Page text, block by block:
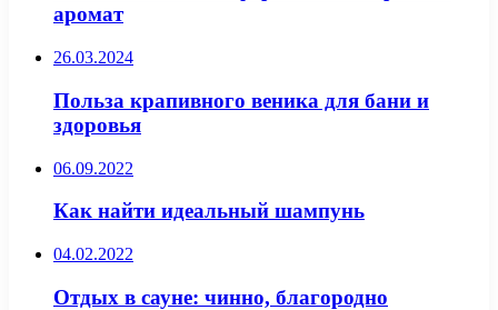
аромат
26.03.2024
Польза крапивного веника для бани и
здоровья
06.09.2022
Как найти идеальный шампунь
04.02.2022
Отдых в сауне: чинно, благородно